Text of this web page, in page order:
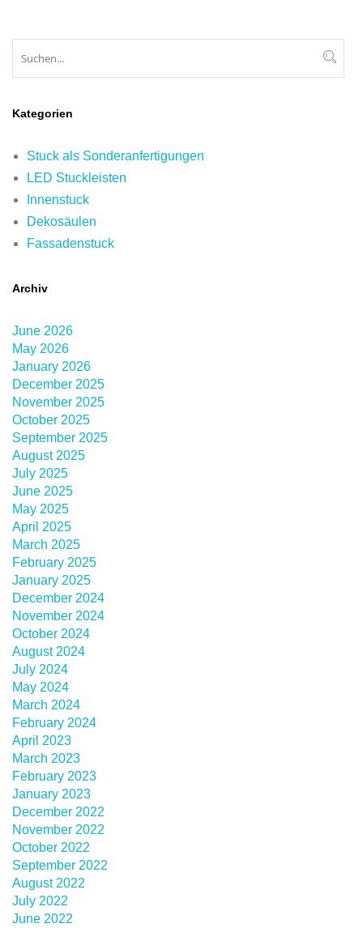
Kategorien
Stuck als Sonderanfertigungen
LED Stuckleisten
Innenstuck
Dekosäulen
Fassadenstuck
Archiv
June 2026
May 2026
January 2026
December 2025
November 2025
October 2025
September 2025
August 2025
July 2025
June 2025
May 2025
April 2025
March 2025
February 2025
January 2025
December 2024
November 2024
October 2024
August 2024
July 2024
May 2024
March 2024
February 2024
April 2023
March 2023
February 2023
January 2023
December 2022
November 2022
October 2022
September 2022
August 2022
July 2022
June 2022